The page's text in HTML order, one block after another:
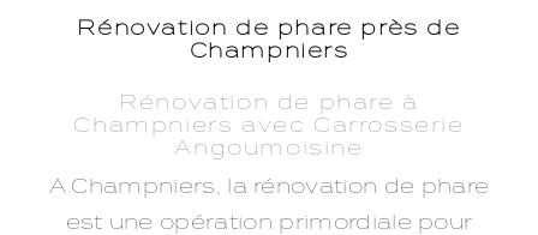
Rénovation de phare près de
Champniers
Rénovation de phare à
Champniers avec Carrosserie
Angoumoisine
A Champniers, la rénovation de phare
est une opération primordiale pour